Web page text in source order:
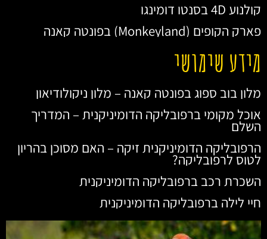
קולנוע 4D בסנטו דומינגו
פארק הקופים (Monkeyland) בפונטה קאנה
מידע שימושי
מלון בוב ספוג בפונטה קאנה – מלון ניקולודיאון
אוכל מקומי ברפובליקה הדומיניקנית – המדריך
השלם
הרפובליקה הדומיניקנית זיקה – האם מסוכן בהריון
לטוס לרפובליקה?
השכרת רכב ברפובליקה הדומיניקנית
חיי לילה ברפובליקה הדומיניקנית